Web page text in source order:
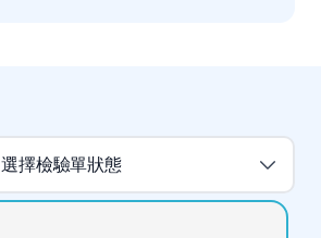
選擇檢驗單狀態